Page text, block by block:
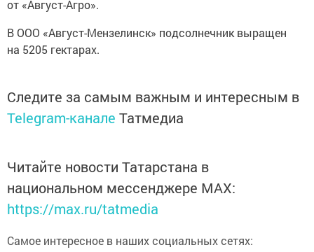
от «Август-Агро».
В ООО «Август-Мензелинск» подсолнечник выращен
на 5205 гектарах.
Следите за самым важным и интересным в
Telegram-канале Татмедиа
Читайте новости Татарстана в
национальном мессенджере MАХ:
https://max.ru/tatmedia
Самое интересное в наших социальных сетях: